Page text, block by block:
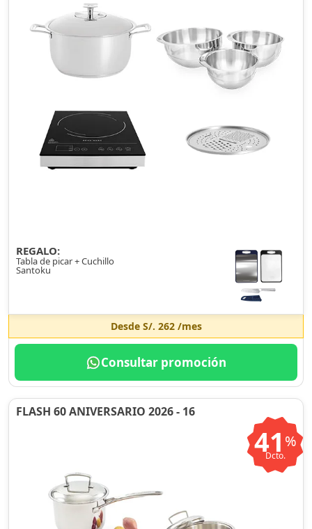
REGALO:
Tabla de picar + Cuchillo
Santoku
Desde S/. 262/mes
Consultar promoción
FLASH 60 ANIVERSARIO 2026 - 16
41 %
Dcto.